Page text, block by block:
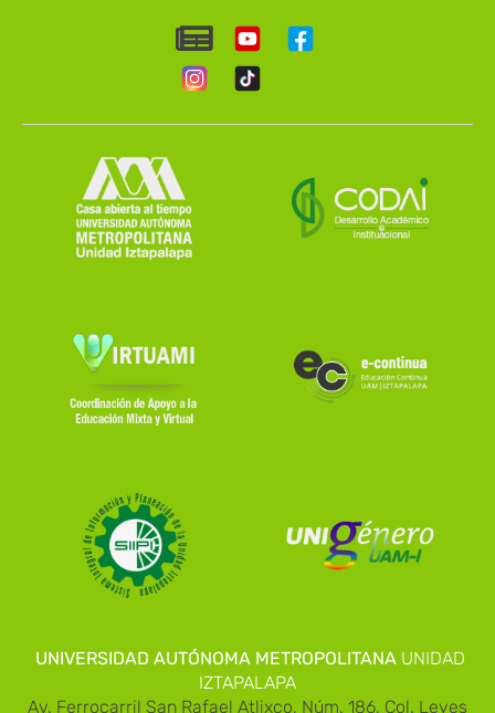
UNIVERSIDAD AUTÓNOMA METROPOLITANAUNIDAD
IZTAPALAPA
Av. Ferrocarril San Rafael Atlixco, Núm. 186, Col. Leyes